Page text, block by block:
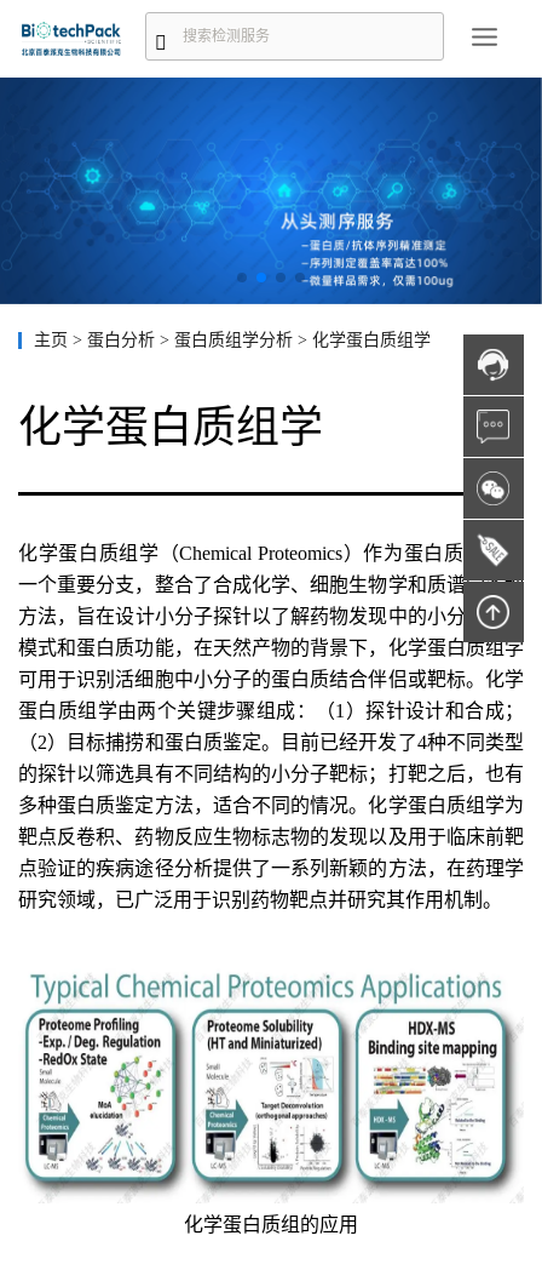
主页 > 蛋白分析 > 蛋白质组学分析 > 化学蛋白质组学
化学蛋白质组学
化学蛋白质组学（Chemical Proteomics）作为蛋白质组学的
一个重要分支，整合了合成化学、细胞生物学和质谱学多种
方法，
旨在设计小分子探针以了解药物发现中的小分子作用
模式和蛋白质功能，在天然产物的背景下，化学蛋白质组学
可用于识别活细胞中小分子的蛋白质结合伴侣或靶标。 化学
蛋白质组学由两个关键步骤组成：（1）探针设计和合成；
（2）目标捕捞和蛋白质鉴定。
目前已经开发了4种不同类型
的探针以筛选具有不同结构的小分子靶标； 打靶之后，也有
多种蛋白质鉴定方法，适合不同的情况。化学蛋白质组学为
靶点反卷积、药物反应生物标志物的发现以及用于临床前靶
点验证的疾病途径分析提供了一系列新颖的方法，在药理学
研究领域， 已广泛用于识别药物靶点并研究其作用机制。
化学蛋白质组的应用